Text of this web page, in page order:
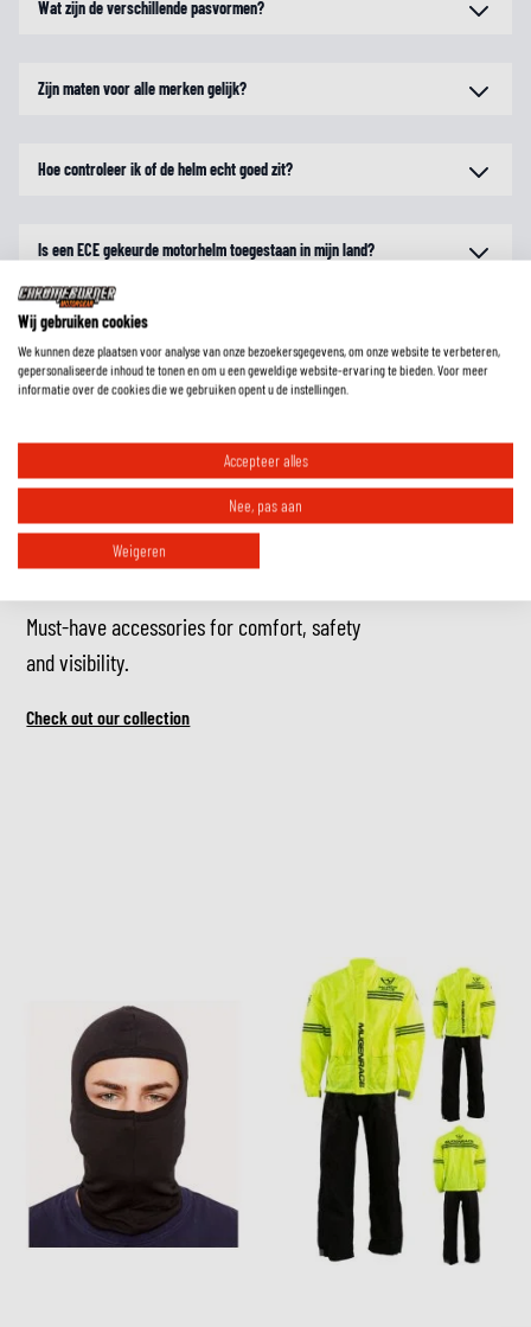
Wat zijn de verschillende pasvormen?
Zijn maten voor alle merken gelijk?
Hoe controleer ik of de helm echt goed zit?
Is een ECE gekeurde motorhelm toegestaan in mijn land?
RIDE ESSENTIALS
Must-have accessories for comfort, safety
and visibility.
Check out our collection
Wij gebruiken cookies
We kunnen deze plaatsen voor analyse van onze bezoekersgegevens, om onze website te verbeteren,
gepersonaliseerde inhoud te tonen en om u een geweldige website-ervaring te bieden. Voor meer
informatie over de cookies die we gebruiken opent u de instellingen.
Accepteer alles
Nee, pas aan
Weigeren